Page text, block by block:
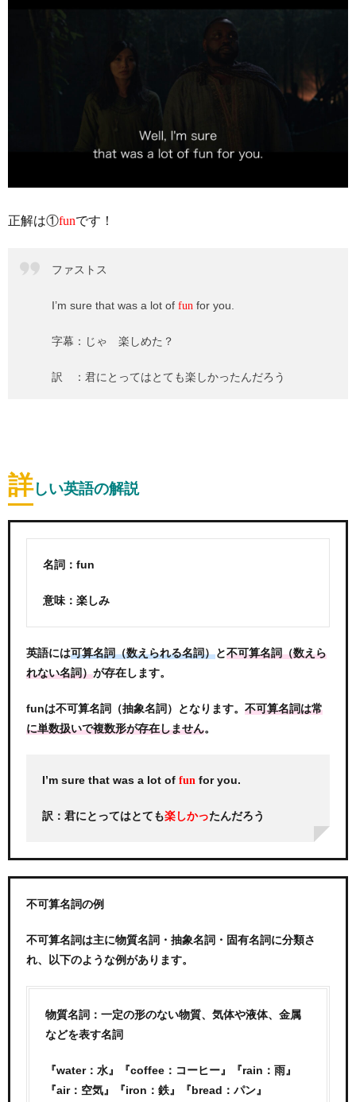
正解は①funです！
ファストス
I’m sure that was a lot of fun for you.
字幕：じゃ 楽しめた？
訳 ：君にとってはとても楽しかったんだろう
詳しい英語の解説
名詞：fun
意味：楽しみ
英語には可算名詞（数えられる名詞）と不可算名詞（数えら
れない名詞）が存在します。
funは不可算名詞（抽象名詞）となります。 不可算名詞は常
に単数扱いで複数形が存在しません。
I’m sure that was a lot of fun for you.
訳：君にとってはとても楽しかったんだろう
不可算名詞の例
不可算名詞は主に物質名詞・抽象名詞・固有名詞に分類さ
れ、以下のような例があります。
物質名詞：一定の形のない物質、気体や液体、金属
などを表す名詞
『water：水』『coffee：コーヒー』『rain：雨』
『air：空気』『iron：鉄』『bread：パン』